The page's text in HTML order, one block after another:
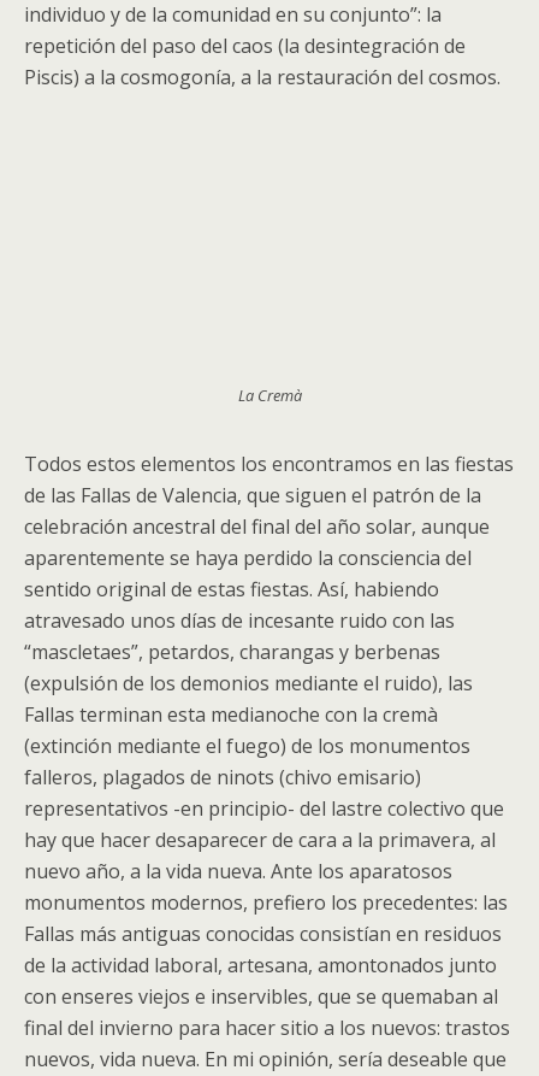
individuo y de la comunidad en su conjunto”: la
repetición del paso del caos (la desintegración de
Piscis) a la cosmogonía, a la restauración del cosmos.
La Cremà
Todos estos elementos los encontramos en las fiestas
de las Fallas de Valencia, que siguen el patrón de la
celebración ancestral del final del año solar, aunque
aparentemente se haya perdido la consciencia del
sentido original de estas fiestas. Así, habiendo
atravesado unos días de incesante ruido con las
“mascletaes”, petardos, charangas y berbenas
(expulsión de los demonios mediante el ruido), las
Fallas terminan esta medianoche con la cremà
(extinción mediante el fuego) de los monumentos
falleros, plagados de ninots (chivo emisario)
representativos -en principio- del lastre colectivo que
hay que hacer desaparecer de cara a la primavera, al
nuevo año, a la vida nueva. Ante los aparatosos
monumentos modernos, prefiero los precedentes: las
Fallas más antiguas conocidas consistían en residuos
de la actividad laboral, artesana, amontonados junto
con enseres viejos e inservibles, que se quemaban al
final del invierno para hacer sitio a los nuevos: trastos
nuevos, vida nueva. En mi opinión, sería deseable que